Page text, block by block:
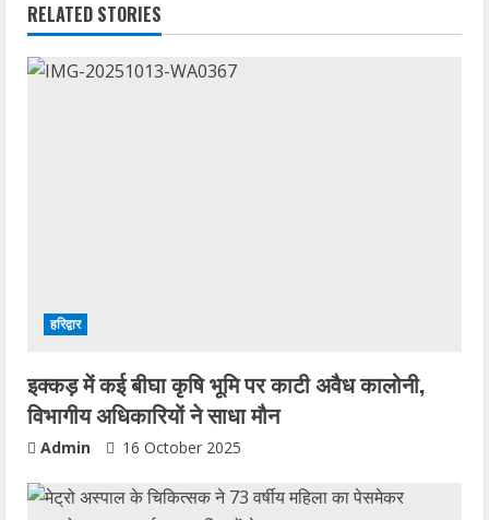
RELATED STORIES
हरिद्वार
इक्कड़ में कई बीघा कृषि भूमि पर काटी अवैध कालोनी,
विभागीय अधिकारियों ने साधा मौन
Admin 16 October 2025